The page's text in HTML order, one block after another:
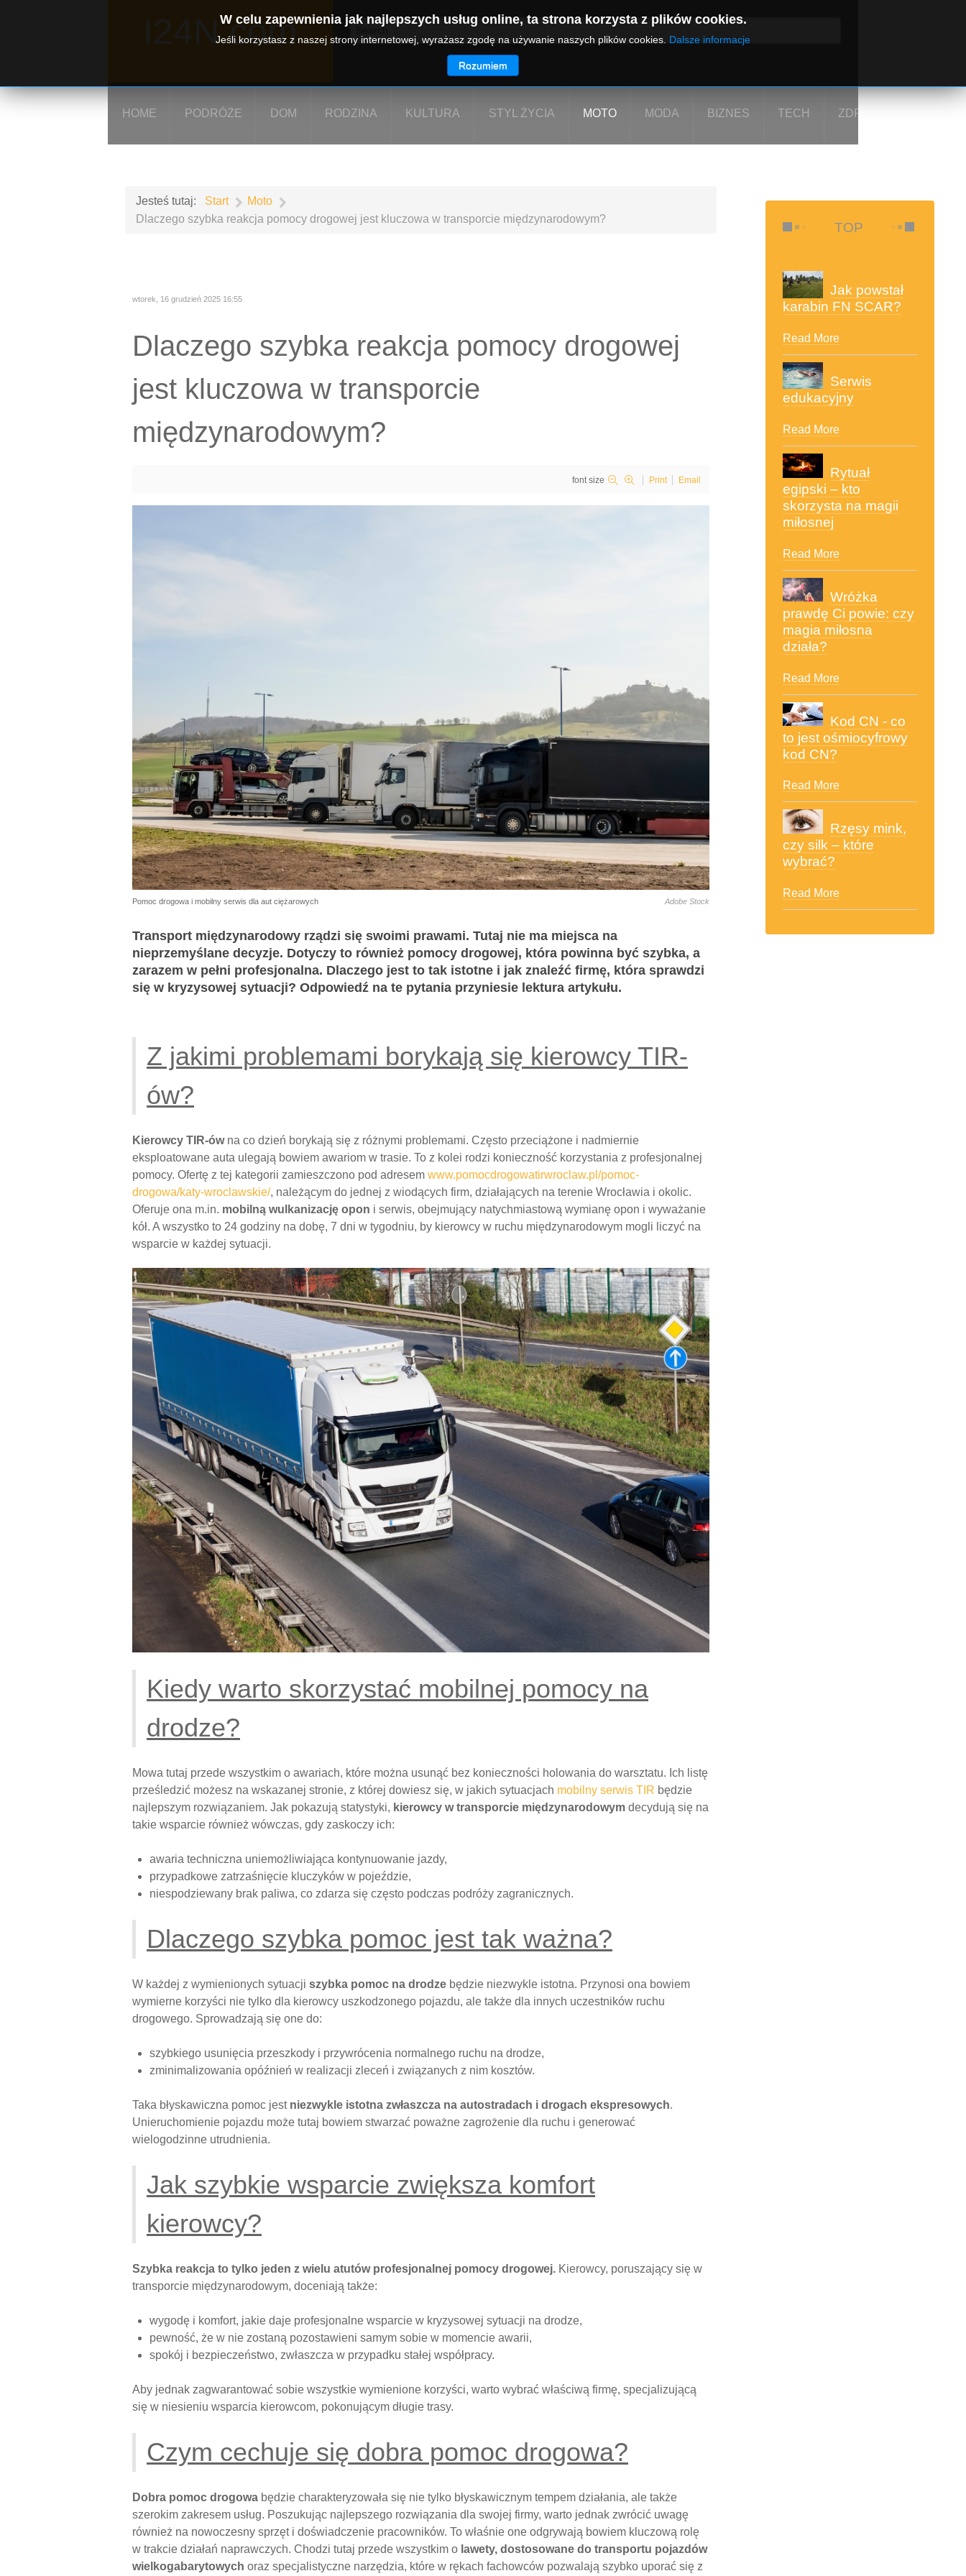
I24N.com
HOME PODRÓŻE DOM RODZINA KULTURA STYL ŻYCIA MOTO MODA BIZNES TECH ZDROWIE I URODA
Jesteś tutaj: Start
Moto
Dlaczego szybka reakcja pomocy drogowej jest kluczowa w transporcie międzynarodowym?
wtorek, 16 grudzień 2025 16:55
Dlaczego szybka reakcja pomocy drogowej
jest kluczowa w transporcie
międzynarodowym?
font size Print Email
Pomoc drogowa i mobilny serwis dla aut ciężarowych Adobe Stock
Transport międzynarodowy rządzi się swoimi prawami. Tutaj nie ma miejsca na
nieprzemyślane decyzje. Dotyczy to również pomocy drogowej, która powinna być szybka, a
zarazem w pełni profesjonalna. Dlaczego jest to tak istotne i jak znaleźć firmę, która sprawdzi
się w kryzysowej sytuacji? Odpowiedź na te pytania przyniesie lektura artykułu.
Z jakimi problemami borykają się kierowcy TIR-
ów?
Kierowcy TIR-ów na co dzień borykają się z różnymi problemami. Często przeciążone i nadmiernie
eksploatowane auta ulegają bowiem awariom w trasie. To z kolei rodzi konieczność korzystania z profesjonalnej
pomocy. Ofertę z tej kategorii zamieszczono pod adresem www.pomocdrogowatirwroclaw.pl/pomoc-
drogowa/katy-wroclawskie/, należącym do jednej z wiodących firm, działających na terenie Wrocławia i okolic.
Oferuje ona m.in. mobilną wulkanizację opon i serwis, obejmujący natychmiastową wymianę opon i wyważanie
kół. A wszystko to 24 godziny na dobę, 7 dni w tygodniu, by kierowcy w ruchu międzynarodowym mogli liczyć na
wsparcie w każdej sytuacji.
Kiedy warto skorzystać mobilnej pomocy na
drodze?
Mowa tutaj przede wszystkim o awariach, które można usunąć bez konieczności holowania do warsztatu. Ich listę
prześledzić możesz na wskazanej stronie, z której dowiesz się, w jakich sytuacjach mobilny serwis TIR będzie
najlepszym rozwiązaniem. Jak pokazują statystyki, kierowcy w transporcie międzynarodowym decydują się na
takie wsparcie również wówczas, gdy zaskoczy ich:
awaria techniczna uniemożliwiająca kontynuowanie jazdy,
przypadkowe zatrzaśnięcie kluczyków w pojeździe,
niespodziewany brak paliwa, co zdarza się często podczas podróży zagranicznych.
Dlaczego szybka pomoc jest tak ważna?
W każdej z wymienionych sytuacji szybka pomoc na drodze będzie niezwykle istotna. Przynosi ona bowiem
wymierne korzyści nie tylko dla kierowcy uszkodzonego pojazdu, ale także dla innych uczestników ruchu
drogowego. Sprowadzają się one do:
szybkiego usunięcia przeszkody i przywrócenia normalnego ruchu na drodze,
zminimalizowania opóźnień w realizacji zleceń i związanych z nim kosztów.
Taka błyskawiczna pomoc jest niezwykle istotna zwłaszcza na autostradach i drogach ekspresowych.
Unieruchomienie pojazdu może tutaj bowiem stwarzać poważne zagrożenie dla ruchu i generować
wielogodzinne utrudnienia.
Jak szybkie wsparcie zwiększa komfort
kierowcy?
Szybka reakcja to tylko jeden z wielu atutów profesjonalnej pomocy drogowej. Kierowcy, poruszający się w
transporcie międzynarodowym, doceniają także:
wygodę i komfort, jakie daje profesjonalne wsparcie w kryzysowej sytuacji na drodze,
pewność, że w nie zostaną pozostawieni samym sobie w momencie awarii,
spokój i bezpieczeństwo, zwłaszcza w przypadku stałej współpracy.
Aby jednak zagwarantować sobie wszystkie wymienione korzyści, warto wybrać właściwą firmę, specjalizującą
się w niesieniu wsparcia kierowcom, pokonującym długie trasy.
Czym cechuje się dobra pomoc drogowa?
Dobra pomoc drogowa będzie charakteryzowała się nie tylko błyskawicznym tempem działania, ale także
szerokim zakresem usług. Poszukując najlepszego rozwiązania dla swojej firmy, warto jednak zwrócić uwagę
również na nowoczesny sprzęt i doświadczenie pracowników. To właśnie one odgrywają bowiem kluczową rolę
w trakcie działań naprawczych. Chodzi tutaj przede wszystkim o lawety, dostosowane do transportu pojazdów
wielkogabarytowych oraz specjalistyczne narzędzia, które w rękach fachowców pozwalają szybko uporać się z
TOP
Jak powstał
karabin FN SCAR?
Read More
Serwis
edukacyjny
Read More
Rytuał
egipski – kto
skorzysta na magii
miłosnej
Read More
Wróżka
prawdę Ci powie: czy
magia miłosna
działa?
Read More
Kod CN - co
to jest ośmiocyfrowy
kod CN?
Read More
Rzęsy mink,
czy silk – które
wybrać?
Read More
W celu zapewnienia jak najlepszych usług online, ta strona korzysta z plików cookies.
Jeśli korzystasz z naszej strony internetowej, wyrażasz zgodę na używanie naszych plików cookies. Dalsze informacje
Rozumiem